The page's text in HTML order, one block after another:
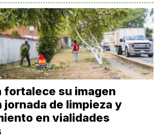
fortalece su imagen
jornada de limpieza y
en vialidades